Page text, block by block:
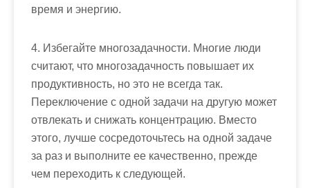
время и энергию.
4. Избегайте многозадачности. Многие люди
считают, что многозадачность повышает их
продуктивность, но это не всегда так.
Переключение с одной задачи на другую может
отвлекать и снижать концентрацию. Вместо
этого, лучше сосредоточьтесь на одной задаче
за раз и выполните ее качественно, прежде
чем переходить к следующей.